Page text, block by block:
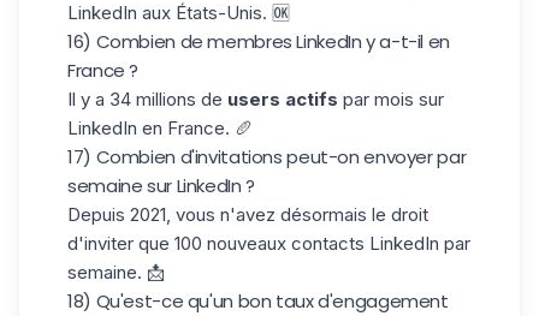
LinkedIn aux États-Unis. 🆗
16) Combien de membres LinkedIn y a-t-il en
France ?
Il y a 34 millions de users actifs par mois sur
LinkedIn en France. 🥖
17) Combien d'invitations peut-on envoyer par
semaine sur LinkedIn ?
Depuis 2021, vous n'avez désormais le droit
d'inviter que 100 nouveaux contacts LinkedIn par
semaine. 📩
18) Qu'est-ce qu'un bon taux d'engagement